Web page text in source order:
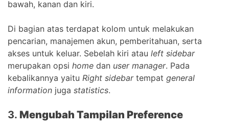
bawah, kanan dan kiri.
Di bagian atas terdapat kolom untuk melakukan
pencarian, manajemen akun, pemberitahuan, serta
akses untuk keluar. Sebelah kiri atau left sidebar
merupakan opsi home dan user manager. Pada
kebalikannya yaitu Right sidebar tempat general
information juga statistics.
3. Mengubah Tampilan Preference